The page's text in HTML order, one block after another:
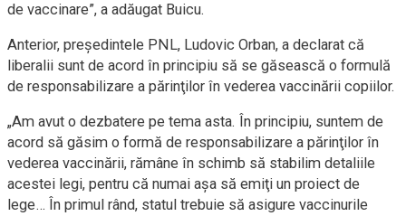
de vaccinare”, a adăugat Buicu.
Anterior, preşedintele PNL, Ludovic Orban, a declarat că
liberalii sunt de acord în principiu să se găsească o formulă
de responsabilizare a părinţilor în vederea vaccinării copiilor.
„Am avut o dezbatere pe tema asta. În principiu, suntem de
acord să găsim o formă de responsabilizare a părinţilor în
vederea vaccinării, rămâne în schimb să stabilim detaliile
acestei legi, pentru că numai aşa să emiţi un proiect de
lege… În primul rând, statul trebuie să asigure vaccinurile